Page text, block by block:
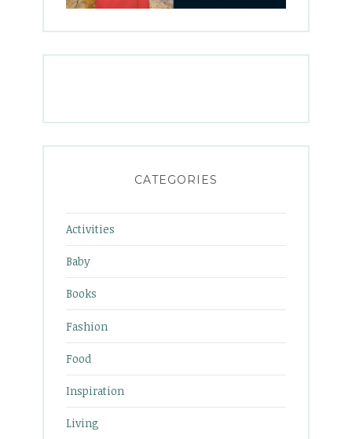
CATEGORIES
Activities
Baby
Books
Fashion
Food
Inspiration
Living